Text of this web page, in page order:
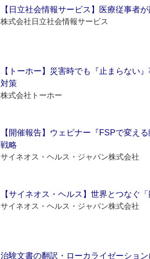
【日立社会情報サービス】医療従事者
株式会社日立社会情報サービス
【トーホー】災害時でも『止まらな
対策
株式会社トーホー
【開催報告】ウェビナー『FSPで変え
戦略
サイネオス・ヘルス・ジャパン株式会社
【サイネオス・ヘルス】世界とつなぐ
サイネオス・ヘルス・ジャパン株式会社
治験文書の翻訳・ローカライゼーショ